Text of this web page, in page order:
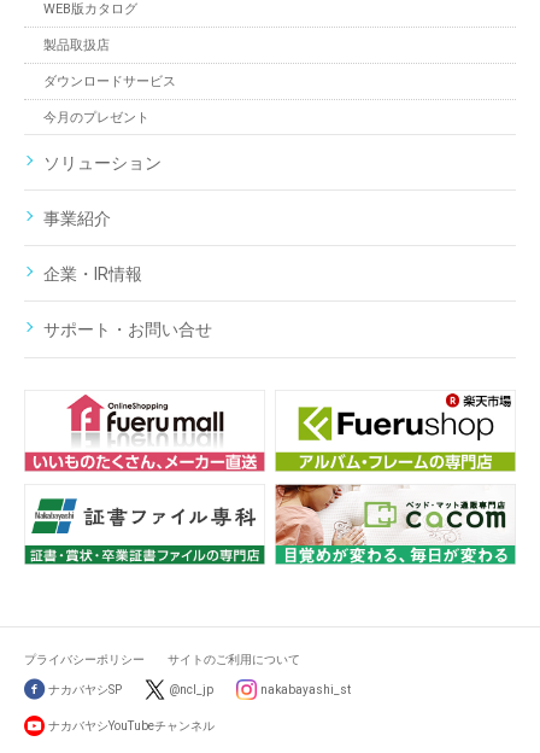
WEB版カタログ
製品取扱店
ダウンロードサービス
今月のプレゼント
ソリューション
事業紹介
企業・IR情報
サポート・お問い合せ
プライバシーポリシー サイトのご利用について
ナカバヤシSP @ncl_jp nakabayashi_st
ナカバヤシYouTubeチャンネル